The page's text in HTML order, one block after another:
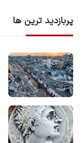
پربازدید ترین ها